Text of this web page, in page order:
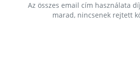
Az összes email cím használata
marad, nincsenek rejtett